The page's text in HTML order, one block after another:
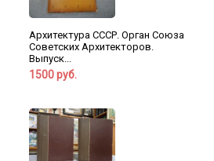
Архитектура СССР. Орган Союза
Советских Архитекторов.
Выпуск...
1500 руб.